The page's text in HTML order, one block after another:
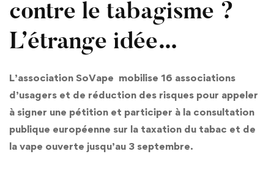
contre le tabagisme ?
L’étrange idée…
L’association SoVape mobilise 16 associations
d’usagers et de réduction des risques pour appeler
à signer une pétition et participer à la consultation
publique européenne sur la taxation du tabac et de
la vape ouverte jusqu’au 3 septembre.